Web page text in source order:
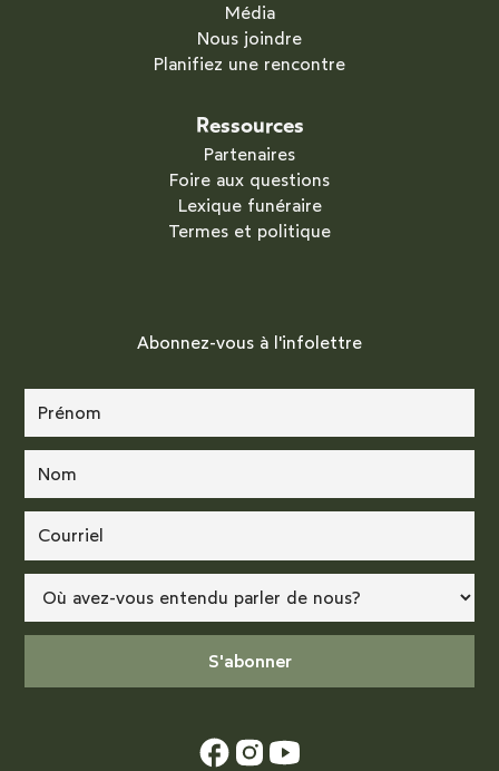
Média
Nous joindre
Planifiez une rencontre
Ressources
Partenaires
Foire aux questions
Lexique funéraire
Termes et politique
Abonnez-vous à l'infolettre